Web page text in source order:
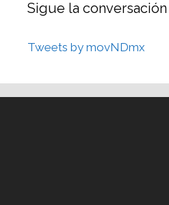
Sigue la conversación
Tweets by movNDmx